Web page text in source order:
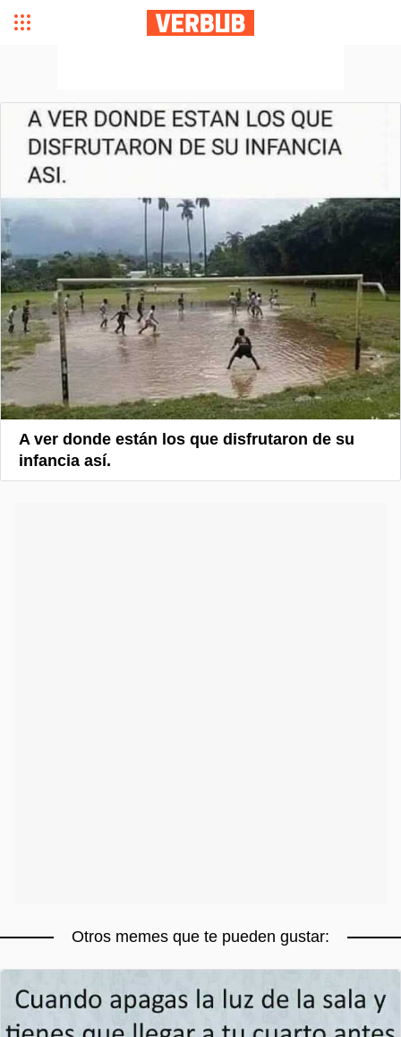
A ver donde están los que disfrutaron de su
infancia así.
Otros memes que te pueden gustar: